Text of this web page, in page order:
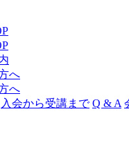
ャ
へ
へ
入会から受講まで Q & A